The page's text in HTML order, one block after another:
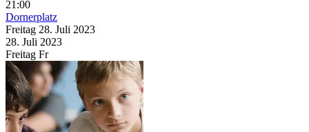
21:00
Dornerplatz
Freitag 28. Juli 2023
28. Juli 2023
Freitag Fr